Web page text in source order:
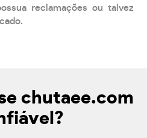
reclamações ou talvez
chutaee.com